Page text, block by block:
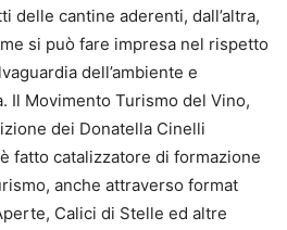
delle cantine aderenti, dall’altra,
si può fare impresa nel rispetto
dell’ambiente e
Il Movimento Turismo del Vino,
dei Donatella Cinelli
fatto catalizzatore di formazione
anche attraverso format
Calici di Stelle ed altre